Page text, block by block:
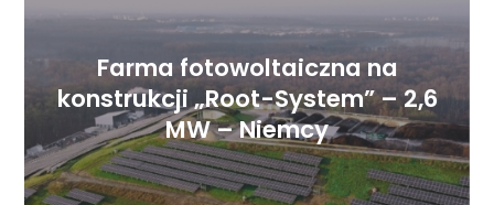
Farma fotowoltaiczna na
konstrukcji „Root-System” – 2,6
MW – Niemcy